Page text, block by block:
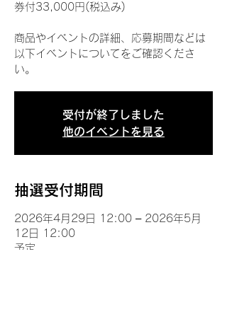
券付33,000円(税込み)
商品やイベントの詳細、応募期間などは
以下イベントについてをご確認くださ
い。
受付が終了しました
他のイベントを見る
抽選受付期間
2026年4月29日 12:00 – 2026年5月
12日 12:00
予定